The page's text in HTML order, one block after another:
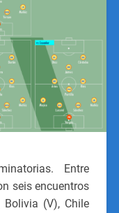
Entre
seis encuentros
(V), Chile